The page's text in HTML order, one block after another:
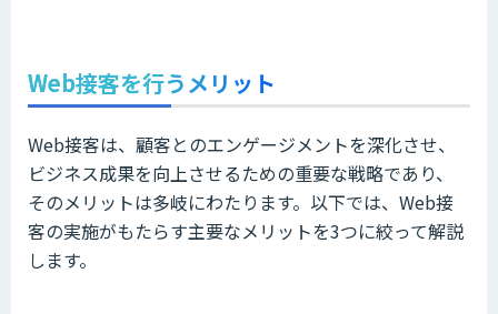
Web接客を行うメリット
Web接客は、顧客とのエンゲージメントを深化させ、
ビジネス成果を向上させるための重要な戦略であり、
そのメリットは多岐にわたります。以下では、Web接
客の実施がもたらす主要なメリットを3つに絞って解説
します。